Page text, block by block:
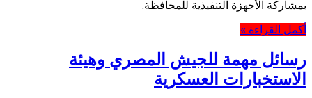
بمشاركة الأجهزة التنفيذية للمحافظة.
أكمل القراءة »
رسائل مهمة للجيش المصري وهيئة
الاستخبارات العسكرية